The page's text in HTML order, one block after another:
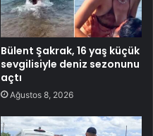
Bülent Şakrak, 16 yaş küçük
sevgilisiyle deniz sezonunu
açtı
Ağustos 8, 2026